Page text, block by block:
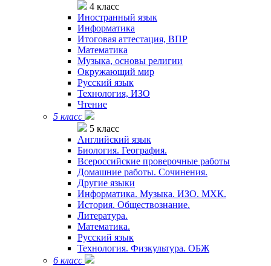
4 класс
Иностранный язык
Информатика
Итоговая аттестация, ВПР
Математика
Музыка, основы религии
Окружающий мир
Русский язык
Технология, ИЗО
Чтение
5 класс
5 класс
Английский язык
Биология. География.
Всероссийские проверочные работы
Домашние работы. Сочинения.
Другие языки
Информатика. Музыка. ИЗО. МХК.
История. Обществознание.
Литература.
Математика.
Русский язык
Технология. Физкультура. ОБЖ
6 класс